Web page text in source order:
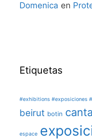
Domenica en
Etiquetas
#exhibitions #exposiciones
beirut botin
espace